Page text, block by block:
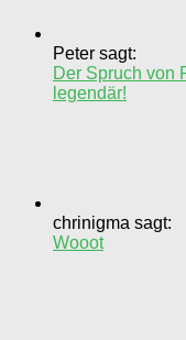
Peter sagt:
Der Spruch von
legendär!
chrinigma sagt:
Wooot